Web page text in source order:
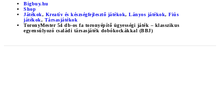
Bigbuy.hu
Shop
Játékok, Kreatív és készségfejlesztő játékok, Lányos játékok, Fiús
játékok, Társasjátékok
ToronyMester 54 db-os fa toronyépítő ügyességi játék – klasszikus
egyensúlyozó családi társasjáték dobókockákkal (BBJ)